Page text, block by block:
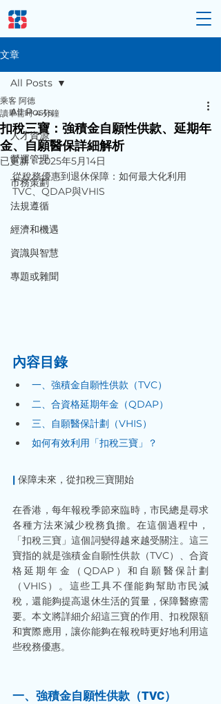
文章
All Posts
人才資源
營運管理
市務策劃
法規遵循
經濟和機遇
資識與智慧
專題或雜聞
All Posts
扣稅三寶：強積金自願性供款、延期年
金、自願醫保詳細解析
乘客 阿德
讀畢需時 4 分鐘
已更新：2025年5月14日
從稅務優惠到退休保障：如何最大化利用
TVC、QDAP與VHIS
內容目錄
一、強積金自願性供款（TVC）
二、合資格延期年金（QDAP）
三、自願醫保計劃（VHIS）
如何有效利用「扣稅三寶」？
| 保障未來，從扣稅三寶開始
在香港，每年報稅季節來臨時，市民總是尋求
各種方法來減少稅務負擔。在這個過程中，
「扣稅三寶」這個詞變得越來越受關注。這三
寶指的就是強積金自願性供款（TVC）、合資
格延期年金（QDAP）和自願醫保計劃
（VHIS）。這些工具不僅能夠幫助市民減
稅，還能夠提高退休生活的質量，保障醫療需
要。本文將詳細介紹這三寶的作用、扣稅限額
和實際應用，讓你能夠在報稅時更好地利用這
些稅務優惠。
一、強積金自願性供款（TVC）